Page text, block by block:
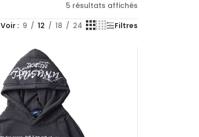
5 résultats affichés
Voir 9 12 18 24 Filtres